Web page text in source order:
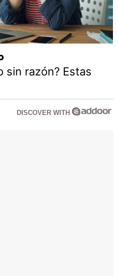
sin razón? Estas
DISCOVER WITH